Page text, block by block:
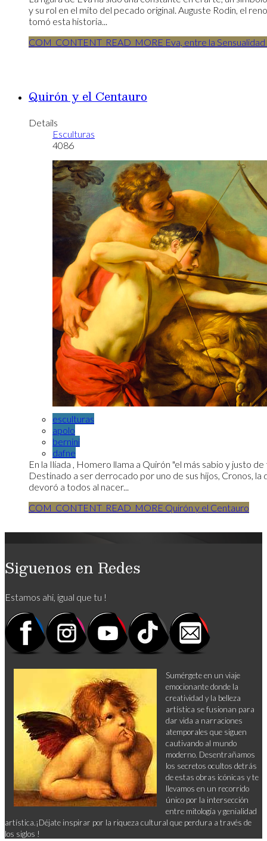
y su rol en el mito del pecado original. Auguste Rodin, el
tomó esta historia...
COM_CONTENT_READ_MORE Eva, entre la Sensualidad
Quirón y el Centauro
Details
Esculturas
4086
esculturas
apolo
bernini
dafne
En la Ilíada , Homero llama a Quirón "el más sabio y justo
Destinado a ser derrocado por uno de sus hijos, Cronos, la
devoró a todos al nacer...
COM_CONTENT_READ_MORE Quirón y el Centauro
Siguenos en Redes
Estamos ahi, igual que tu !
Sumérgete en un viaje
emocionante donde la
creatividad y la belleza
artística se fusionan para
dar vida a narraciones
atemporales que siguen
cautivando al mundo
moderno. Desentrañamos
los secretos ocultos detrás
de estas obras icónicas y te
llevamos en un recorrido
único por la intersección
entre mitología y genialidad
artística.¡Déjate inspirar por la riqueza cultural que perdura a través de
los siglos !